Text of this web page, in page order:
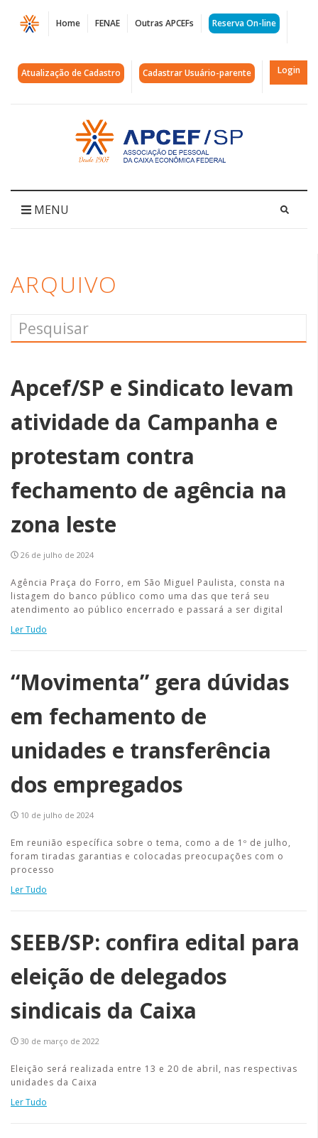
Página
Arquivos
seeb/SP
APCEF/SP
Home FENAE Outras APCEFs Reserva On-line
Atualização de Cadastro Cadastrar Usuário-parente Login
Acessar
página
inicial
MENU
ARQUIVO
Apcef/SP e Sindicato levam
atividade da Campanha e
protestam contra
fechamento de agência na
zona leste
26 de julho de 2024
Agência Praça do Forro, em São Miguel Paulista, consta na
listagem do banco público como uma das que terá seu
atendimento ao público encerrado e passará a ser digital
Ler Tudo
“Movimenta” gera dúvidas
em fechamento de
unidades e transferência
dos empregados
10 de julho de 2024
Em reunião específica sobre o tema, como a de 1º de julho,
foram tiradas garantias e colocadas preocupações com o
processo
Ler Tudo
SEEB/SP: confira edital para
eleição de delegados
sindicais da Caixa
30 de março de 2022
Eleição será realizada entre 13 e 20 de abril, nas respectivas
unidades da Caixa
Ler Tudo